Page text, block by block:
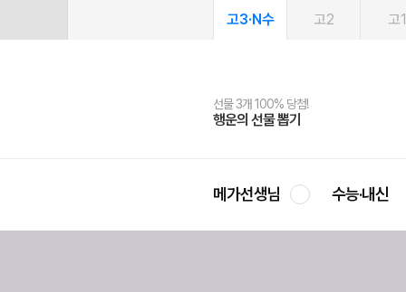
고3·N수 고2 고1
선물 3개 100% 당첨!
행운의 선물 뽑기
선물 100% 증정!
메가스터디 X 올리브
여름방학 스터디 캐시백
메가런 썸머스쿨
2027 러셀 단과
강사 공개선발
스마트러닝앱
설문 EVENT
메가패스
3일 무료 체험권
메가패스 수강생 무료혜택!
메가클럽 멤버십
사회공헌 캠페인
희망이룸 메가나눔
메가선생님 수능·내신